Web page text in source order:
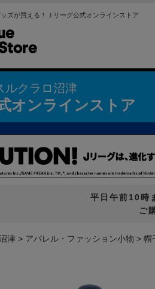
ズが買える！Ｊリーグ公式オンラインストア
ルクラロ沼津
オンラインストア
平日午前10時
ご
津 アパレル・ファッション小物 帽